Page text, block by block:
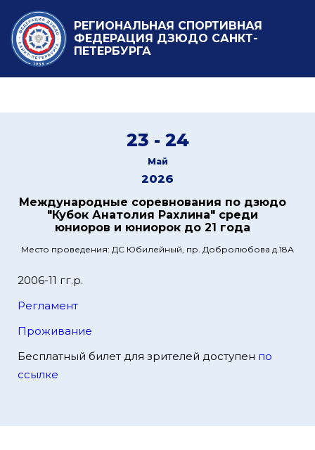
РЕГИОНАЛЬНАЯ СПОРТИВНАЯ
ФЕДЕРАЦИЯ ДЗЮДО САНКТ-
ПЕТЕРБУРГА
23 - 24
Май
2026
Международные соревнования по дзюдо
"Кубок Анатолия Рахлина" среди
юниоров и юниорок до 21 года
Место проведения: ДС Юбилейный, пр. Добролюбова д.18А
2006-11 гг.р.
Регламент
Проживание
Бесплатный билет для зрителей доступен по
ссылке